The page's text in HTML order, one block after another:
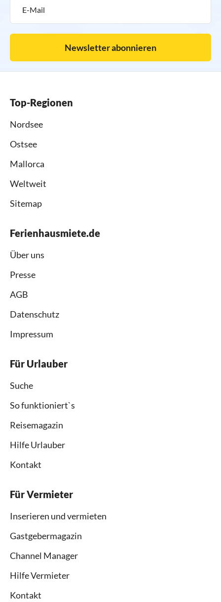
Newsletter abonnieren
Top-Regionen
Nordsee
Ostsee
Mallorca
Weltweit
Sitemap
Ferienhausmiete.de
Über uns
Presse
AGB
Datenschutz
Impressum
Für Urlauber
Suche
So funktioniert`s
Reisemagazin
Hilfe Urlauber
Kontakt
Für Vermieter
Inserieren und vermieten
Gastgebermagazin
Channel Manager
Hilfe Vermieter
Kontakt